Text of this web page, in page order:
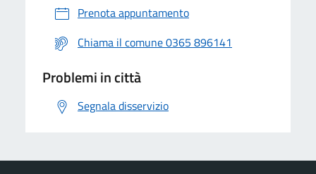
Prenota appuntamento
Chiama il comune 0365 896141
Problemi in città
Segnala disservizio